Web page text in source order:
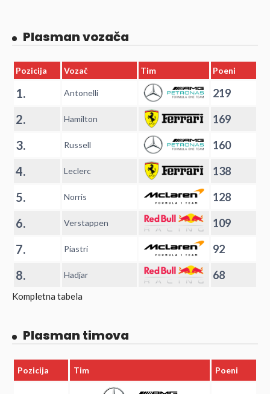
Plasman vozača
Pozicija Vozač Tim Poeni
1. Antonelli 219
2. Hamilton 169
3. Russell 160
4. Leclerc 138
5. Norris 128
6. Verstappen 109
7. Piastri 92
8. Hadjar 68
Kompletna tabela
Plasman timova
Pozicija Tim Poeni